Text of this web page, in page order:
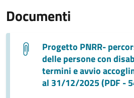
Documenti
Progetto PNRR-
delle persone con
termini e avvio
al 31/12/2025 (PDF -